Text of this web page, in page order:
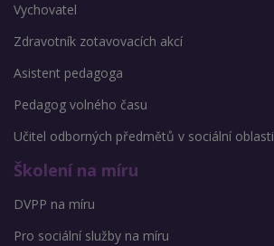
Vychovatel
Zdravotník zotavovacích akcí
Asistent pedagoga
Pedagog volného času
Učitel odborných předmětů v sociální oblasti
Školení na míru
DVPP na míru
Pro sociální služby na míru